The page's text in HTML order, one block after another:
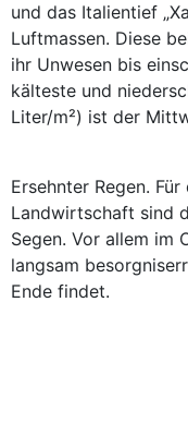
und das Italientief
Luftmassen. Diese
ihr Unwesen bis
kälteste und
Liter/m²) ist der
Ersehnter Regen.
Landwirtschaft sind
Segen. Vor allem im
langsam
Ende findet.